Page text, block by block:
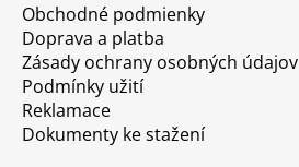
Obchodné podmienky
Doprava a platba
Zásady ochrany osobných údajov
Podmínky užití
Reklamace
Dokumenty ke stažení